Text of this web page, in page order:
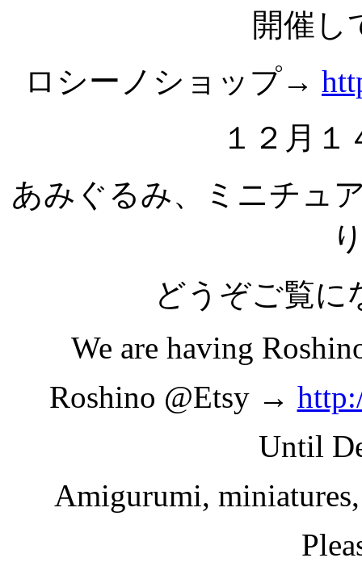
開催し
ロシーノショップ→
１２月
あみぐるみ、ミニチュ
どうぞご覧に
We are having
Roshino @Etsy →
Until
Amigurumi, miniatures,